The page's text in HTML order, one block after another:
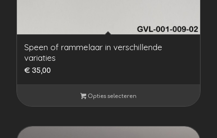
Speen of rammelaar in verschillende
variaties
€35,00
Opties selecteren